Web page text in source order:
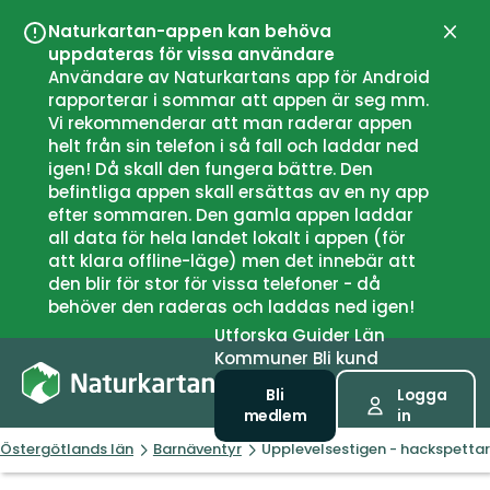
Naturkartan-appen kan behöva
uppdateras för vissa användare
Användare av Naturkartans app för Android
rapporterar i sommar att appen är seg mm.
Vi rekommenderar att man raderar appen
helt från sin telefon i så fall och laddar ned
igen! Då skall den fungera bättre. Den
befintliga appen skall ersättas av en ny app
efter sommaren. Den gamla appen laddar
all data för hela landet lokalt i appen (för
att klara offline-läge) men det innebär att
den blir för stor för vissa telefoner - då
behöver den raderas och laddas ned igen!
UtforskaGuiderLän
Kommuner Bli kund
Bli
medlem
Logga
in
Östergötlands län Barnäventyr Upplevelsestigen - hackspettar